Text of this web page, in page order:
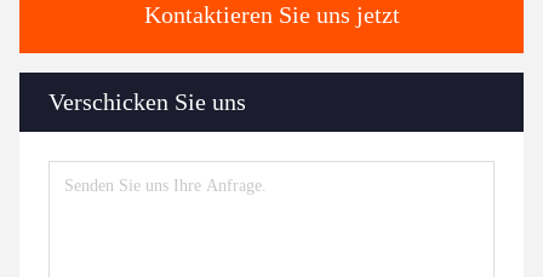
Kontaktieren Sie uns jetzt
Verschicken Sie uns